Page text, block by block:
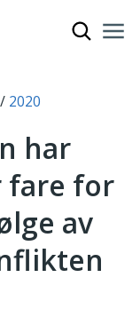
2020
har
fare for
av